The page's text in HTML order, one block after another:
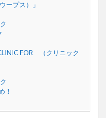
プス）」
FOR （クリニック
！